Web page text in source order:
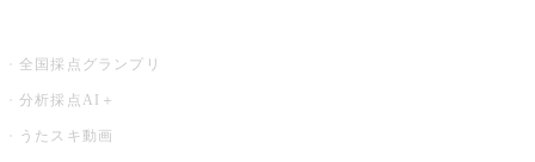
全国採点グランプリ
分析採点AI＋
うたスキ動画